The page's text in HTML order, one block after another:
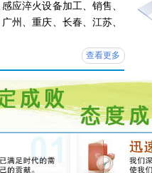
应淬火设备加工、销售、
州、重庆、长春、江苏、
查看更多